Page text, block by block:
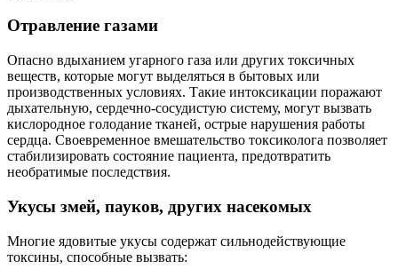
Отравление газами
Опасно вдыханием угарного газа или других токсичных
веществ, которые могут выделяться в бытовых или
производственных условиях. Такие интоксикации поражают
дыхательную, сердечно-сосудистую систему, могут вызвать
кислородное голодание тканей, острые нарушения работы
сердца. Своевременное вмешательство токсиколога позволяет
стабилизировать состояние пациента, предотвратить
необратимые последствия.
Укусы змей, пауков, других насекомых
Многие ядовитые укусы содержат сильнодействующие
токсины, способные вызвать: